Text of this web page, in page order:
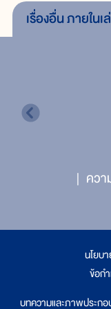
เรื่องอื่นภายในเ
ความเป็
แล
นโยบ
ข้อก
บทความและภาพประกอ